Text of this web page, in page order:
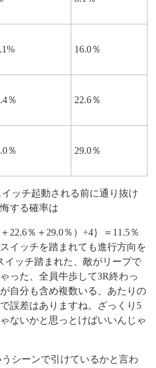
16.0％
％ 22.6％
％ 29.0％
ッチ起動される前に通り抜け
する確率は
22.6％＋29.0％）÷4｝＝11.5％
イッチを踏まれても進行方向を
イッチ踏まれた、敵がリープで
った、全員牛歩して3R終わっ
自分も含め複数いる、あたりの
誤差はありますね。ざっくり5
ないかと思っとけばいいんじゃ
シーンで引けているかと言わ